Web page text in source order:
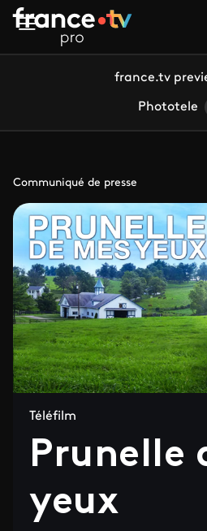
Aller au contenu principal
france.tv
Phototele
Communiqué de presse
Téléfilm
Prunelle
yeux